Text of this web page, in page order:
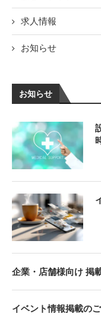
求人情報
お知らせ
お知らせ
企業・店舗様向け 掲
イベント情報掲載の